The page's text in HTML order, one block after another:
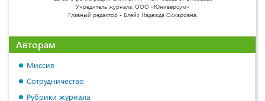
Учредитель журнала: ООО «Юниверсум»
Главный редактор - Блейх Надежда Оскаровна.
Авторам
Миссия
Сотрудничество
Рубрики журнала